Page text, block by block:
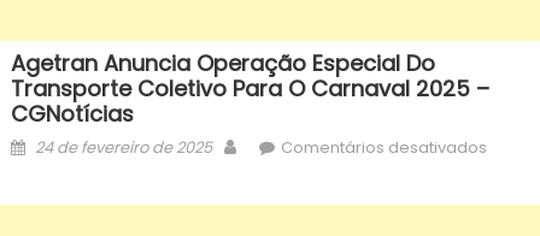
Agetran Anuncia Operação Especial Do
Transporte Coletivo Para O Carnaval 2025 –
CGNotícias
Posted
24 de fevereiro de 2025 AuthorComentários desativadosem